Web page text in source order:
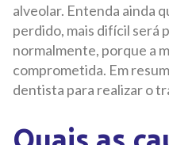
alveolar. Entenda ainda
perdido, mais difícil será
normalmente, porque a
comprometida. Em
dentista para realizar o